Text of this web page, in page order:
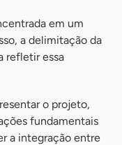
em um
a delimitação da
refletir essa
o projeto,
fundamentais
a integração entre